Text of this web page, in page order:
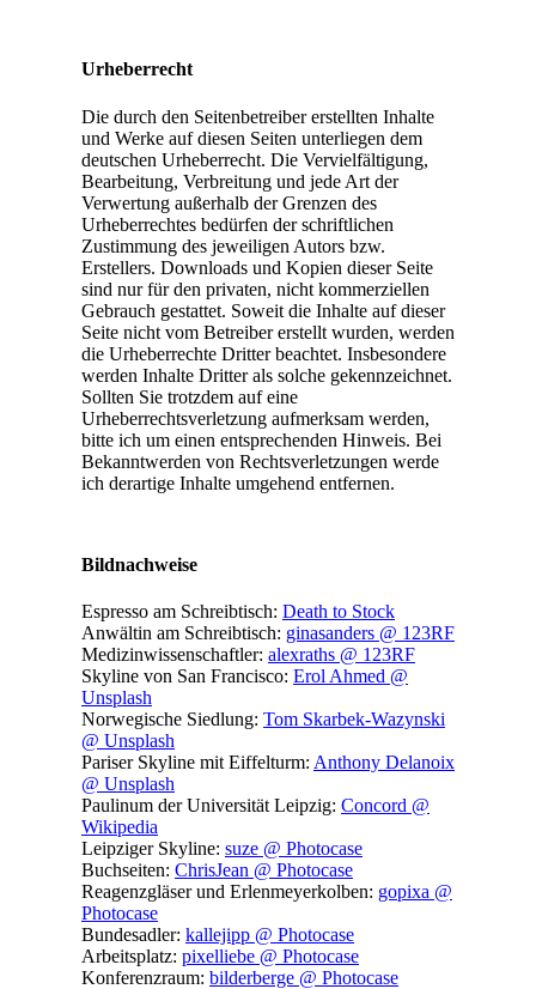
Urheberrecht
Die durch den Seitenbetreiber erstellten Inhalte
und Werke auf diesen Seiten unterliegen dem
deutschen Urheberrecht. Die Vervielfältigung,
Bearbeitung, Verbreitung und jede Art der
Verwertung außerhalb der Grenzen des
Urheberrechtes bedürfen der schriftlichen
Zustimmung des jeweiligen Autors bzw.
Erstellers. Downloads und Kopien dieser Seite
sind nur für den privaten, nicht kommerziellen
Gebrauch gestattet. Soweit die Inhalte auf dieser
Seite nicht vom Betreiber erstellt wurden, werden
die Urheberrechte Dritter beachtet. Insbesondere
werden Inhalte Dritter als solche gekennzeichnet.
Sollten Sie trotzdem auf eine
Urheberrechtsverletzung aufmerksam werden,
bitte ich um einen entsprechenden Hinweis. Bei
Bekanntwerden von Rechtsverletzungen werde
ich derartige Inhalte umgehend entfernen.
Bildnachweise
Espresso am Schreibtisch: Death to Stock
Anwältin am Schreibtisch: ginasanders @ 123RF
Medizinwissenschaftler: alexraths @ 123RF
Skyline von San Francisco: Erol Ahmed @
Unsplash
Norwegische Siedlung: Tom Skarbek-Wazynski
@ Unsplash
Pariser Skyline mit Eiffelturm: Anthony Delanoix
@ Unsplash
Paulinum der Universität Leipzig: Concord @
Wikipedia
Leipziger Skyline: suze @ Photocase
Buchseiten: ChrisJean @ Photocase
Reagenzgläser und Erlenmeyerkolben: gopixa @
Photocase
Bundesadler: kallejipp @ Photocase
Arbeitsplatz: pixelliebe @ Photocase
Konferenzraum: bilderberge @ Photocase